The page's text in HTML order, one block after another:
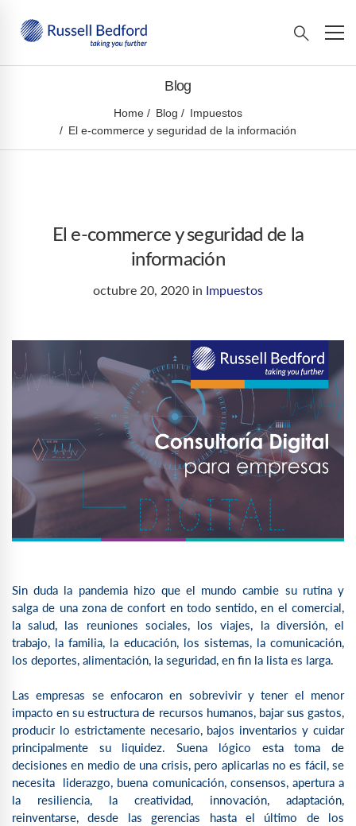
Blog
Home Blog
Impuestos
El e-commerce y seguridad de la información
El e-commerce y seguridad de la
información
octubre 20, 2020 in Impuestos
Sin duda la pandemia hizo que el mundo cambie su rutina y
salga de una zona de confort en todo sentido, en el comercial,
la salud, las reuniones sociales, los viajes, la diversión, el
trabajo, la familia, la educación, los sistemas, la comunicación,
los deportes, alimentación, la seguridad, en fin la lista es larga.
Las empresas se enfocaron en sobrevivir y tener el menor
impacto en su estructura de recursos humanos, bajar sus gastos,
producir lo estrictamente necesario, bajos inventarios y cuidar
principalmente su liquidez. Suena lógico esta toma de
decisiones en medio de una crisis, pero aplicarlas no es fácil, se
necesita liderazgo, buena comunicación, consensos, apertura a
la resiliencia, la creatividad, innovación, adaptación,
reinventarse, desde las gerencias hasta el último de los